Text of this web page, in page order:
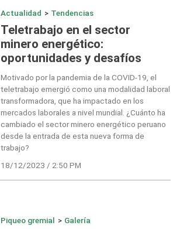
Actualidad > Tendencias
Teletrabajo en el sector
minero energético:
oportunidades y desafíos
Motivado por la pandemia de la COVID-19, el
teletrabajo emergió como una modalidad laboral
transformadora, que ha impactado en los
mercados laborales a nivel mundial. ¿Cuánto ha
cambiado el sector minero energético peruano
desde la entrada de esta nueva forma de
trabajo?
18/12/2023 / 2:50 PM
Piqueo gremial > Galería